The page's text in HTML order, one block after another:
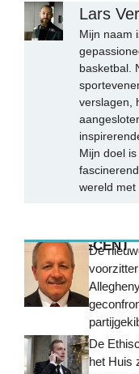
Lars
Mijn naam
basketbal.
verslagen,
Mijn doel
wereld met
MEEST RECENT
De
De
het Huis